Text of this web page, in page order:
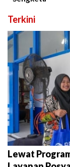
Terkini
Lewat